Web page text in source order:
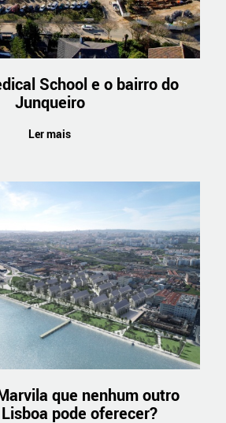
School e o bairro do
Junqueiro
Ler mais
que nenhum outro
pode oferecer?